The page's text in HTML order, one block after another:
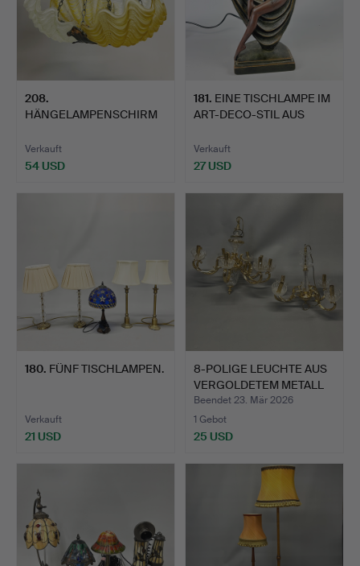
208.
HÄNGELAMPENSCHIRM
Verkauft
54 USD
181. EINE TISCHLAMPE IM
ART-DECO-STIL AUS
Verkauft
27 USD
180. FÜNF TISCHLAMPEN.
Verkauft
21 USD
8-POLIGE LEUCHTE AUS
VERGOLDETEM METALL
UN…
Beendet 23. Mär 2026
1 Gebot
25 USD